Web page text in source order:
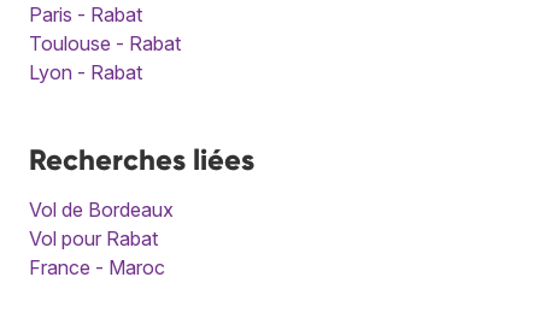
Paris - Rabat
Toulouse - Rabat
Lyon - Rabat
Recherches liées
Vol de Bordeaux
Vol pour Rabat
France - Maroc